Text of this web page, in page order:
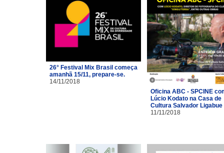
26° Festival Mix Brasil começa
amanhã 15/11, prepare-se.
14/11/2018
Oficina ABC - SPCINE
Lúcio Kodato na Casa de
Cultura Salvador Ligabue
11/11/2018